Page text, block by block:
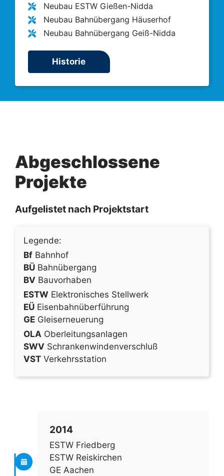
Neubau ESTW Gießen-Nidda
Neubau Bahnübergang Häuserhof
Neubau Bahnübergang Geiß-Nidda
Historie
Abgeschlossene
Projekte
Aufgelistet nach Projektstart
Legende:
Bf Bahnhof
BÜ Bahnübergang
BV Bauvorhaben
ESTW Elektronisches Stellwerk
EÜ Eisenbahnüberführung
GE Gleiserneuerung
OLA Oberleitungsanlagen
SWV Schrankenwindenverschluß
VST Verkehrsstation
2014
ESTW Friedberg
ESTW Reiskirchen
GE Aachen